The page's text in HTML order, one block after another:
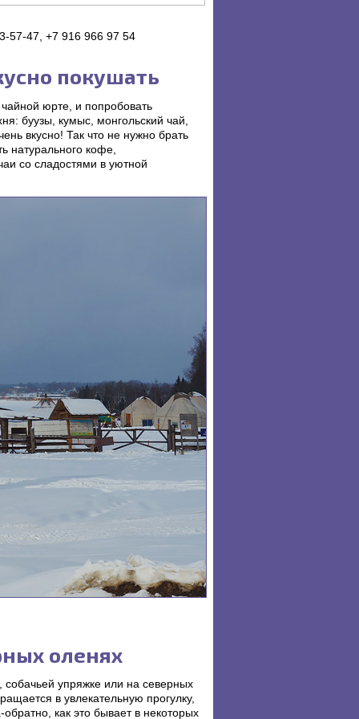
57-47, +7 916 966 97 54
покушать
юрте, и попробовать
буузы, кумыс, монгольский чай,
вкусно! Так что не нужно брать
натурального кофе,
со сладостями в уютной
оленях
собачьей упряжке или на северных
в увлекательную прогулку,
как это бывает в некоторых